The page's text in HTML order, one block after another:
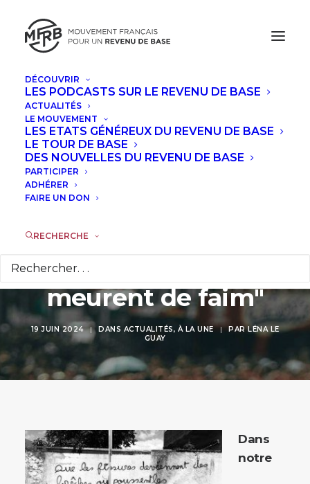
DÉCOUVRIR
LES PODCASTS SUR LE REVENU DE BASE
ACTUALITÉS
LE MOUVEMENT
LES ETATS GÉNÉREUX DU REVENU DE BASE
LE TOUR DE BASE
DES NOUVELLES DU REVENU DE BASE
PARTICIPER
ADHÉRER
FAIRE UN DON
RECHERCHE
"Je suis pour une
justice sociale où
certains ne
gagneraient pas des
milliards pendant
que d'autres
meurent de faim"
19 JUIN 2024 | DANS ACTUALITÉS, À LA UNE | PARLÉNA LE
GUAY
Dans
notre